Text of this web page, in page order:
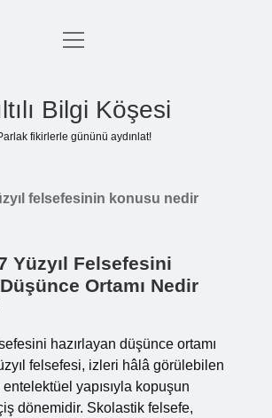
Anasayfa
Yasal Uyarı
menüyü
Bilgi Köşesi
fikirlerle gününü aydınlat!
felsefesinin konusu nedir
Yüzyıl Felsefesini
Ortamı Nedir
hazırlayan düşünce ortamı
felsefesi, izleri hâlâ görülebilen
yapısıyla kopuşun
dönemidir. Skolastik felsefe,